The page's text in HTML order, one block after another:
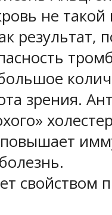
не
результат,
зрения.
свойством